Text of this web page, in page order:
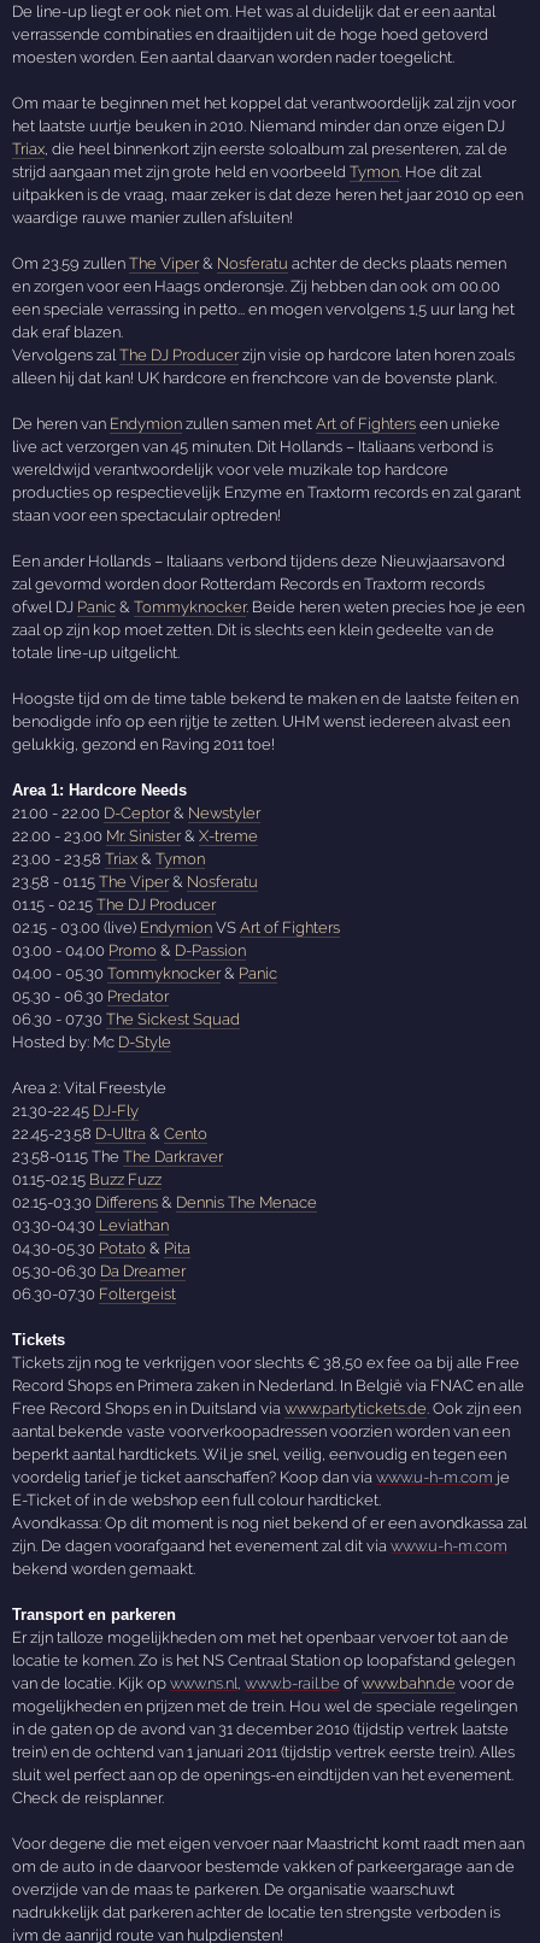
De line-up liegt er ook niet om. Het was al duidelijk dat er een aantal
verrassende combinaties en draaitijden uit de hoge hoed getoverd
moesten worden. Een aantal daarvan worden nader toegelicht.
Om maar te beginnen met het koppel dat verantwoordelijk zal zijn voor
het laatste uurtje beuken in 2010. Niemand minder dan onze eigen DJ
Triax, die heel binnenkort zijn eerste soloalbum zal presenteren, zal de
strijd aangaan met zijn grote held en voorbeeldTymon. Hoe dit zal
uitpakken is de vraag, maar zeker is dat deze heren het jaar 2010 op een
waardige rauwe manier zullen afsluiten!
Om 23.59 zullenThe Viper& Nosferatu achter de decks plaats nemen
en zorgen voor een Haags onderonsje. Zij hebben dan ook om 00.00
een speciale verrassing in petto... en mogen vervolgens 1,5 uur lang het
dak eraf blazen.
Vervolgens zalThe DJ Producerzijn visie op hardcore laten horen zoals
alleen hij dat kan! UK hardcore en frenchcore van de bovenste plank.
De heren van Endymion zullen samen metArt of Fighters een unieke
live act verzorgen van 45 minuten. Dit Hollands – Italiaans verbond is
wereldwijd verantwoordelijk voor vele muzikale top hardcore
producties op respectievelijk Enzyme en Traxtorm records en zal garant
staan voor een spectaculair optreden!
Een ander Hollands – Italiaans verbond tijdens deze Nieuwjaarsavond
zal gevormd worden door Rotterdam Records en Traxtorm records
ofwel DJ Panic &Tommyknocker. Beide heren weten precies hoe je een
zaal op zijn kop moet zetten. Dit is slechts een klein gedeelte van de
totale line-up uitgelicht.
Hoogste tijd om de time table bekend te maken en de laatste feiten en
benodigde info op een rijtje te zetten. UHM wenst iedereen alvast een
gelukkig, gezond en Raving 2011 toe!
Area 1: Hardcore Needs
21.00 - 22.00 D-Ceptor& Newstyler
22.00 - 23.00 Mr. Sinister&X-treme
23.00 - 23.58Triax &Tymon
23.58 - 01.15The Viper& Nosferatu
01.15 - 02.15The DJ Producer
02.15 - 03.00 (live) Endymion VSArt of Fighters
03.00 - 04.00 Promo & D-Passion
04.00 - 05.30Tommyknocker& Panic
05.30 - 06.30 Predator
06.30 - 07.30The Sickest Squad
Hosted by: Mc D-Style
Area 2: Vital Freestyle
21.30-22.45 DJ-Fly
22.45-23.58 D-Ultra &Cento
23.58-01.15 TheThe Darkraver
01.15-02.15 Buzz Fuzz
02.15-03.30 Differens & Dennis The Menace
03.30-04.30 Leviathan
04.30-05.30 Potato & Pita
05.30-06.30 Da Dreamer
06.30-07.30 Foltergeist
Tickets
Tickets zijn nog te verkrijgen voor slechts € 38,50 ex fee oa bij alle Free
Record Shops en Primera zaken in Nederland. In België via FNAC en alle
Free Record Shops en in Duitsland viawww.partytickets.de. Ook zijn een
aantal bekende vaste voorverkoopadressen voorzien worden van een
beperkt aantal hardtickets. Wil je snel, veilig, eenvoudig en tegen een
voordelig tarief je ticket aanschaffen? Koop dan viawww.u-h-m.com je
E-Ticket of in de webshop een full colour hardticket.
Avondkassa: Op dit moment is nog niet bekend of er een avondkassa zal
zijn. De dagen voorafgaand het evenement zal dit viawww.u-h-m.com
bekend worden gemaakt.
Transport en parkeren
Er zijn talloze mogelijkheden om met het openbaar vervoer tot aan de
locatie te komen. Zo is het NS Centraal Station op loopafstand gelegen
van de locatie. Kijk opwww.ns.nl, www.b-rail.be ofwww.bahn.de voor de
mogelijkheden en prijzen met de trein. Hou wel de speciale regelingen
in de gaten op de avond van 31 december 2010 (tijdstip vertrek laatste
trein) en de ochtend van 1 januari 2011 (tijdstip vertrek eerste trein). Alles
sluit wel perfect aan op de openings-en eindtijden van het evenement.
Check de reisplanner.
Voor degene die met eigen vervoer naar Maastricht komt raadt men aan
om de auto in de daarvoor bestemde vakken of parkeergarage aan de
overzijde van de maas te parkeren. De organisatie waarschuwt
nadrukkelijk dat parkeren achter de locatie ten strengste verboden is
ivm de aanrijd route van hulpdiensten!